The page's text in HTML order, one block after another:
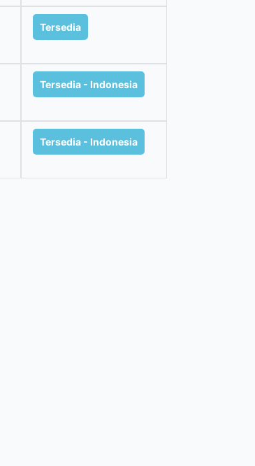
Tersedia
Tersedia - Indonesia
Tersedia - Indonesia